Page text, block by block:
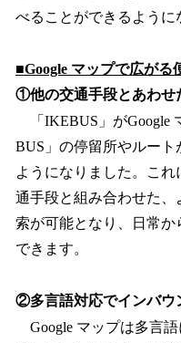
べることができるように
■Google マップで広がる
①他の交通手段とあわせ
「IKEBUS」がGoogle
BUS」の停留所やルート
ようになりました。こ
通手段と組み合わせた
索が可能となり、日常か
できます。
②多言語対応でインバウ
Google マップは多言